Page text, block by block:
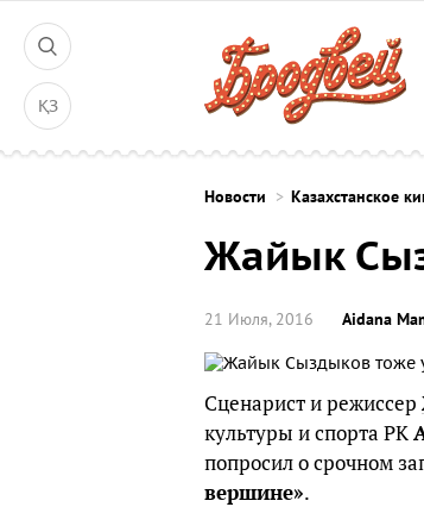
ҚЗ
Новости Казахстанское
Жайык
21 Июля, 2016 Aidana
Сценарист и режиссер
культуры и спорта РК
попросил о срочном
вершине».